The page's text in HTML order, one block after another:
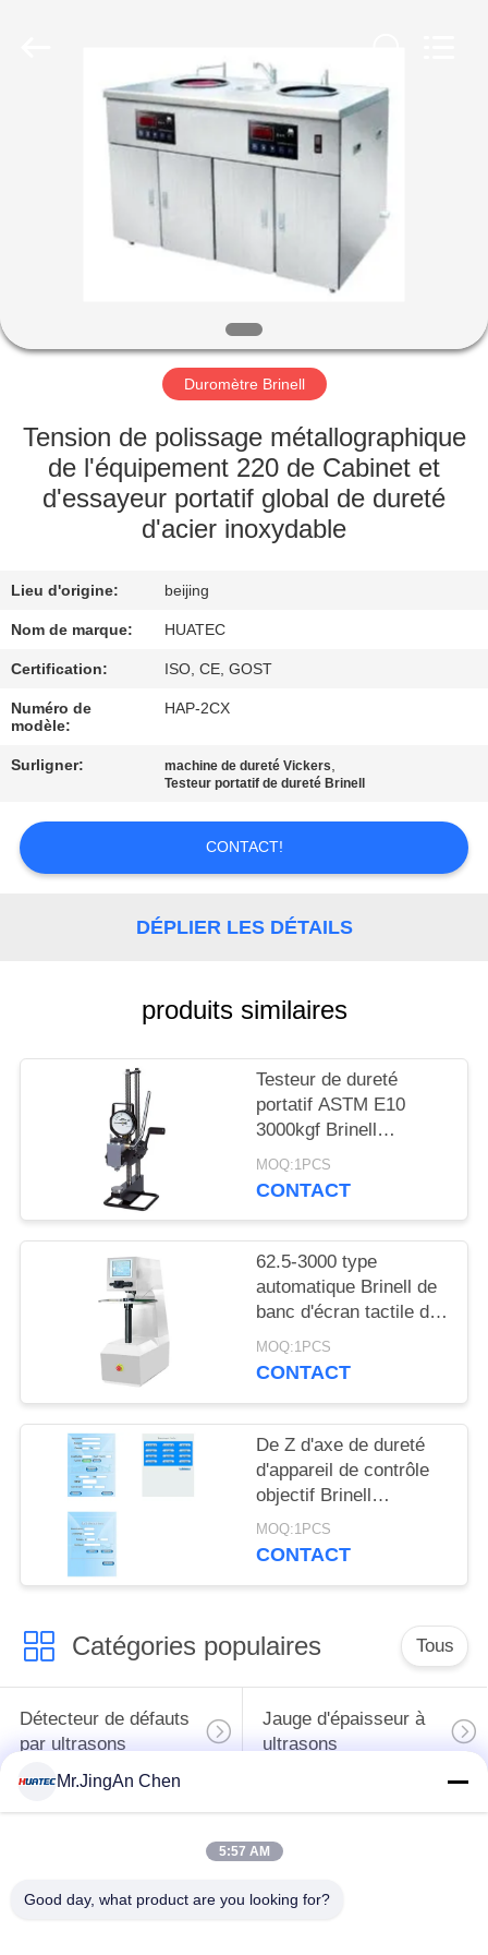
MAISON
PRODUITS
DE
NOUS
VISITE
D'USINE
CONTRÔLE
QUALITÉ
CONTACTEZ-
NOUS
DEMANDEZ
UNE
CITATION
PRIVACY
POLICY
Duromètre Brinell
Tension de polissage métallographique
de l'équipement 220 de Cabinet et
d'essayeur portatif global de dureté
d'acier inoxydable
Lieu d'origine: beijing
Nom de marque: HUATEC
Certification: ISO, CE, GOST
Numéro de
modèle:
HAP-2CX
Surligner: machine de dureté Vickers,
Testeur portatif de dureté Brinell
CONTACT!
DÉPLIER LES DÉTAILS
produits similaires
Testeur de dureté
portatif ASTM E10
3000kgf Brinell
Hydraulic
MOQ:1PCS
CONTACT
62.5-3000 type
automatique Brinell de
banc d'écran tactile de
tourelle de machine
d'essai de boucle
MOQ:1PCS
CONTACT
De Z d'axe de dureté
d'appareil de contrôle
objectif Brinell
d'encodeur de Digital
de boucle bloquée de
MOQ:1PCS
CONTACT
Catégories populaires Tous
Détecteur de défauts
par ultrasons
Jauge d'épaisseur à
ultrasons
Jauge d'épaisseur de
X-Ray de recherche
Chenilles de
Mr.JingAn Chen
5:57 AM
Good day, what product are you looking for?